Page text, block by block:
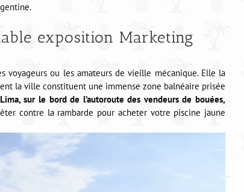
exposition Marketing
voyageurs ou les amateurs de vieille mécanique. Elle la
la ville constituent une immense zone balnéaire prisée
sur le bord de l’autoroute des vendeurs de bouées,
contre la rambarde pour acheter votre piscine jaune